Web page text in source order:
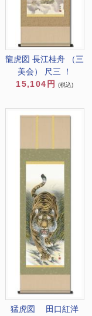
龍虎図 長江桂舟 （三
美会） 尺三 ！
15,104円
(税込)
猛虎図 田口紅洋